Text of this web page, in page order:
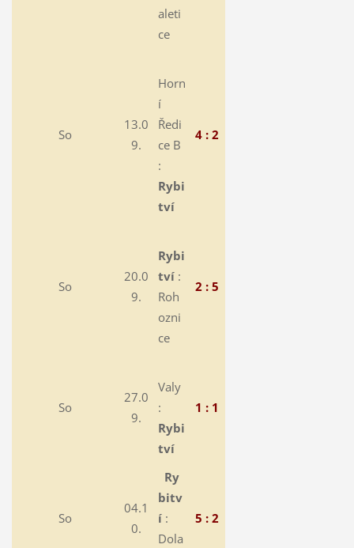
aleti
ce
So
13.0
9.
Horn
í
Ředi
ce B
:
Rybi
tví
4 : 2
So
20.0
9.
Rybi
tví :
Roh
ozni
ce
2 : 5
So
27.0
9.
Valy
:
Rybi
tví
1 : 1
So
04.1
0.
Ry
bitv
í :
Dola
5 : 2